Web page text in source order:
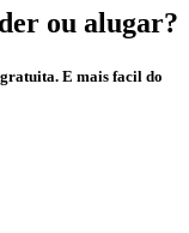
ou alugar?
gratuita. E mais facil do